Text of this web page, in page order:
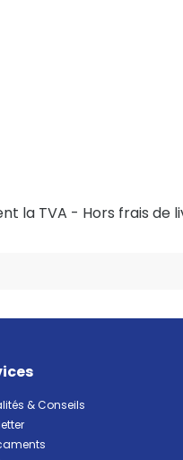
la TVA - Hors frais de
& Conseils